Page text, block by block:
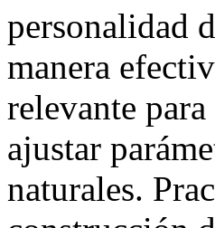
personalidad
manera
relevante
ajustar
naturales.